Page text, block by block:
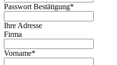
Passwort Bestätigung*
Ihre Adresse
Firma
Vorname*